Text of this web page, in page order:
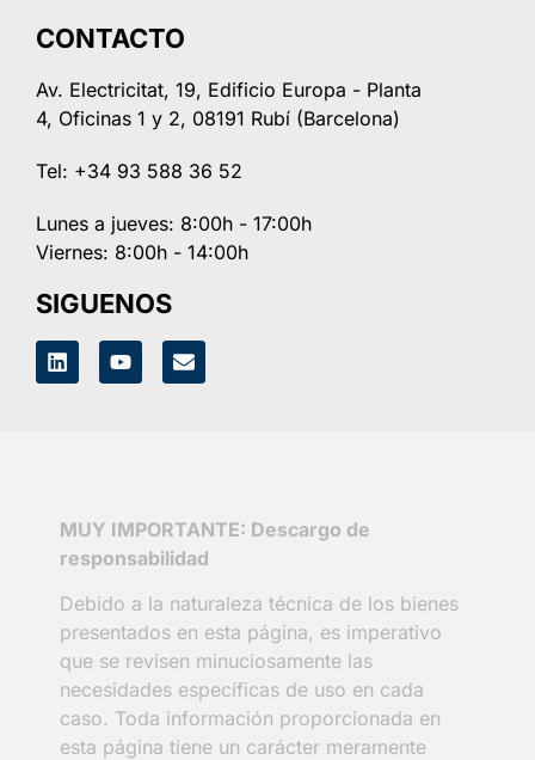
CONTACTO
Av. Electricitat, 19, Edificio Europa - Planta
4, Oficinas 1 y 2, 08191 Rubí (Barcelona)
Tel: +34 93 588 36 52
Lunes a jueves: 8:00h - 17:00h
Viernes: 8:00h - 14:00h
SIGUENOS
MUY IMPORTANTE: Descargo de
responsabilidad
Debido a la naturaleza técnica de los bienes
presentados en esta página, es imperativo
que se revisen minuciosamente las
necesidades específicas de uso en cada
caso. Toda información proporcionada en
esta página tiene un carácter meramente